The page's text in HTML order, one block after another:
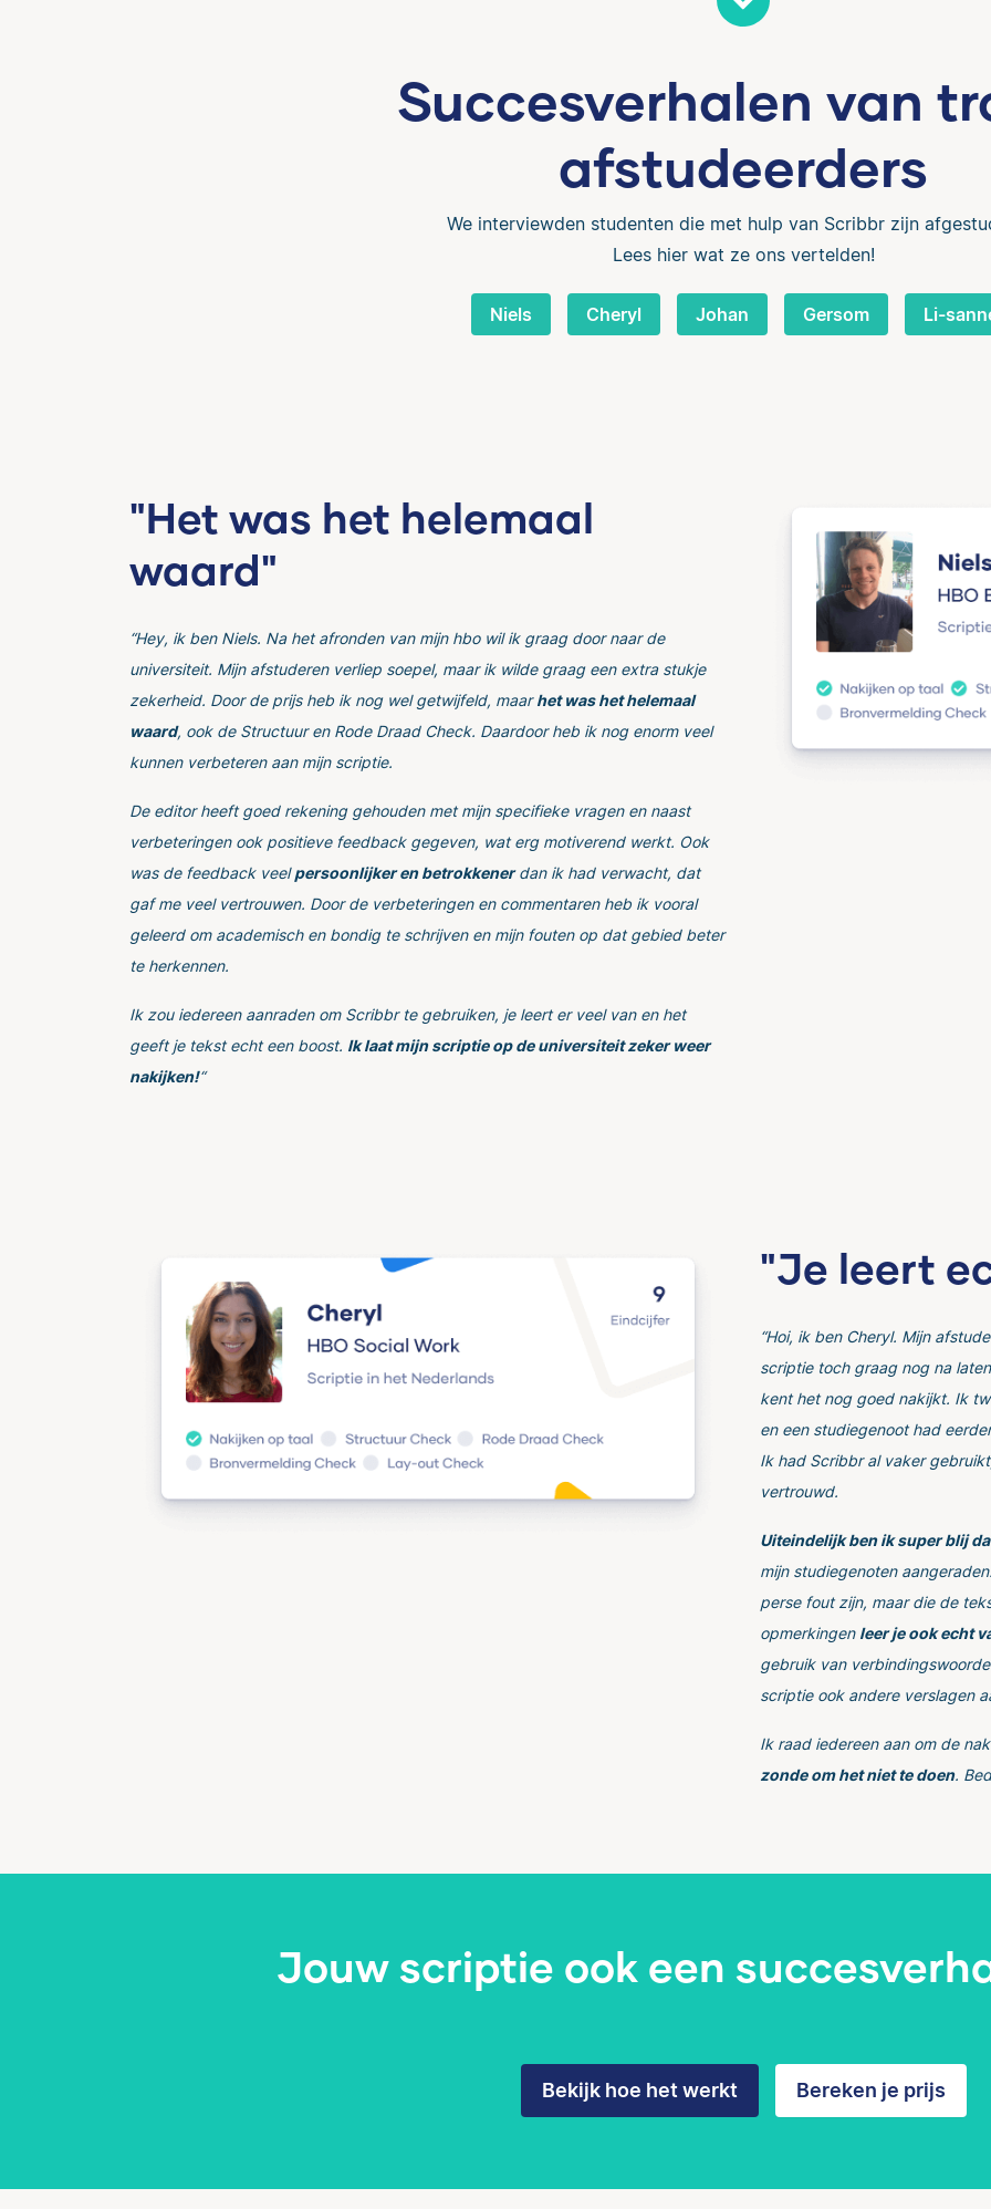
Succesverhalen van
afstudeerders
We interviewden studenten die met hulp van Scribbr zijn
Lees hier wat ze ons vertelden!
Niels Cheryl Johan Gersom Li-
"Het was het helemaal
waard"
“Hey, ik ben Niels. Na het afronden van mijn hbo wil ik graag door naar de
universiteit. Mijn afstuderen verliep soepel, maar ik wilde graag een extra stukje
zekerheid. Door de prijs heb ik nog wel getwijfeld, maarhet was het helemaal
waard, ook de Structuur en Rode Draad Check. Daardoor heb ik nog enorm veel
kunnen verbeteren aan mijn scriptie.
De editor heeft goed rekening gehouden met mijn specifieke vragen en naast
verbeteringen ook positieve feedback gegeven, wat erg motiverend werkt. Ook
was de feedback veelpersoonlijker en betrokkenerdan ik had verwacht, dat
gaf me veel vertrouwen. Door de verbeteringen en commentaren heb ik vooral
geleerd om academisch en bondig te schrijven en mijn fouten op dat gebied beter
te herkennen.
Ik zou iedereen aanraden om Scribbr te gebruiken, je leert er veel van en het
geeft je tekst echt een boost. Ik laat mijn scriptie op de universiteit zeker weer
nakijken!“
"Je leert
“Hoi, ik ben Cheryl. Mijn
scriptie toch graag nog na
kent het nog goed nakijkt. Ik
en een studiegenoot had
Ik had Scribbr al vaker
vertrouwd.
Uiteindelijk ben ik super blij
mijn studiegenoten
perse fout zijn, maar die de
opmerkingen leer je ook echt
gebruik van
scriptie ook andere verslagen
Ik raad iedereen aan om de
zonde om het niet te doen.
Jouw scriptie ook een
Bekijk hoe het werkt Bereken je prijs